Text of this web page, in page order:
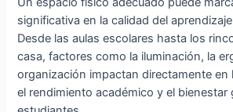
significativa en la calidad del
Desde las aulas escolares hasta los
casa, factores como la iluminación, la
organización impactan directamente en
el rendimiento académico y el bienestar